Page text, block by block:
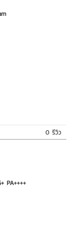
0 รีวิว
PA++++